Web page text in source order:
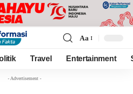
Resizer
Aa
Travel Entertainment
- Advertisement -